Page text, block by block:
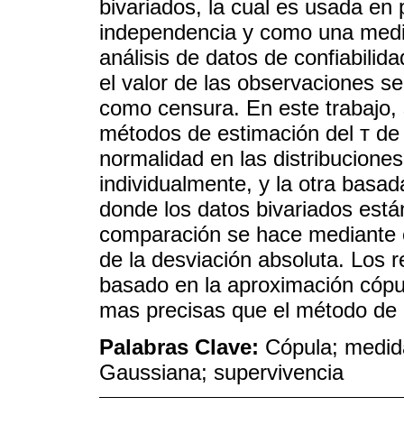
bivariados, la cual es usada en
independencia y como una
análisis de datos de
el valor de las observaciones
como censura. En este
métodos de estimación del т
normalidad en las
individualmente, y la otra
donde los datos bivariados
comparación se hace
de la desviación absoluta. Los
basado en la aproximación
mas precisas que el método
Palabras Clave: Cópula;
Gaussiana; supervivencia